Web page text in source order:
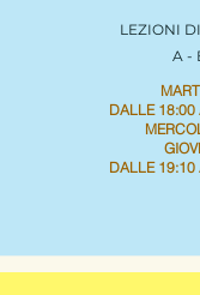
LEZIONI
A -
DALLE 18:00
DALLE 19:10